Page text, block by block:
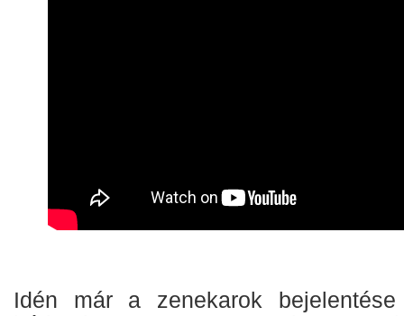
Idén már a zenekarok